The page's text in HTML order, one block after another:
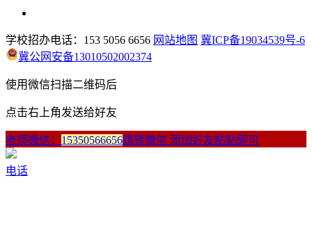
学校招办电话：153 5056 6656 网站地图 冀ICP备19034539号-6
冀公网安备13010502002374
使用微信扫描二维码后
点击右上角发送给好友
老师微信： 15350566656跳转微信 添加好友粘贴即可
电话